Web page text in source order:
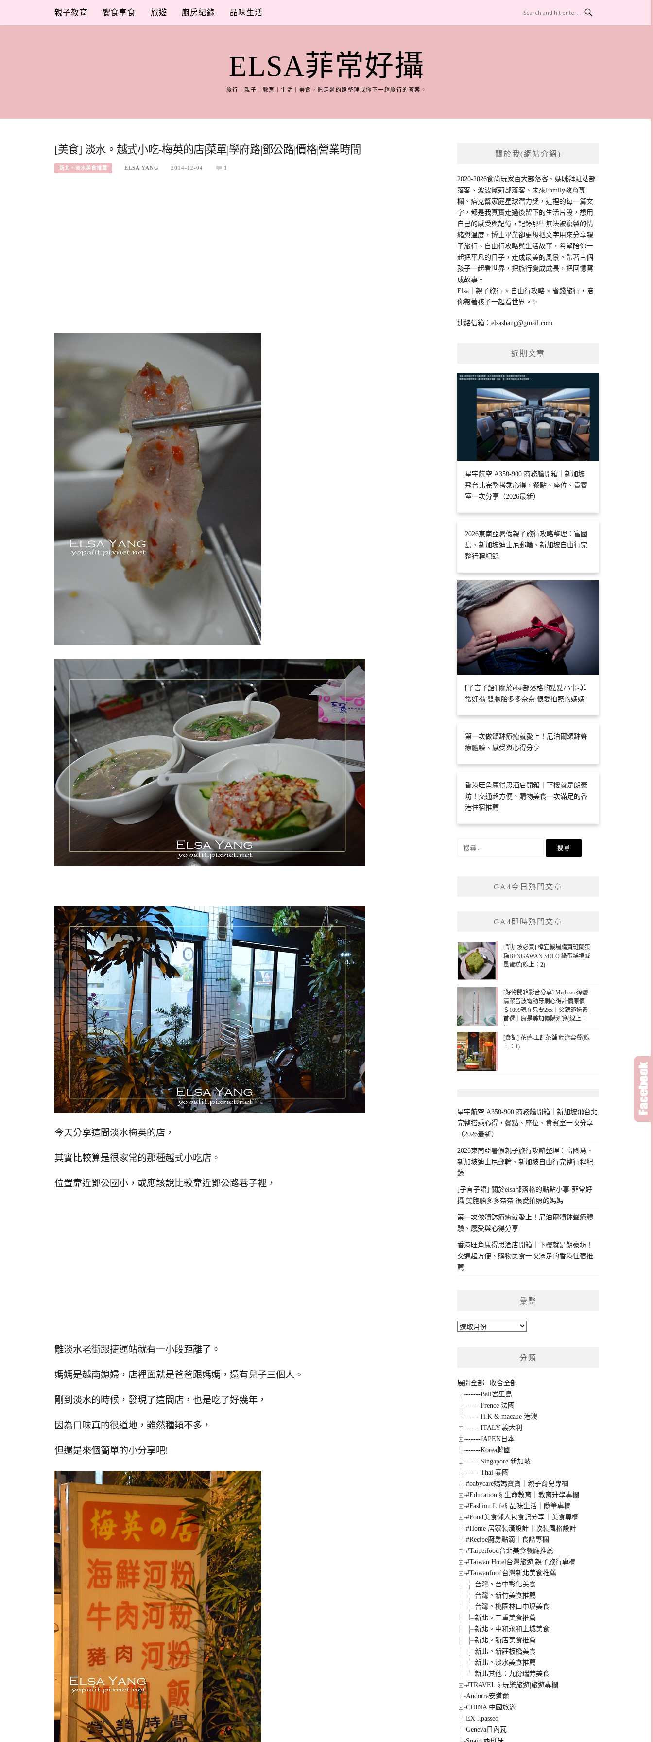
content
親子教育 饗食享食 旅遊 廚房紀錄 品味生活
ELSA菲常好攝
旅行｜親子｜教育｜生活｜美食，把走過的路整理成你下一趟旅行的答案。
[美食] 淡水。越式小吃-梅英的店|菜單|學府路|鄧公路|價格|營業時間
新北。淡水美食推薦 ELSA YANG 2014-12-04 1
今天分享這間淡水梅英的店，
其實比較算是很家常的那種越式小吃店。
位置靠近鄧公國小，或應該說比較靠近鄧公路巷子裡，
離淡水老街跟捷運站就有一小段距離了。
媽媽是越南媳婦，店裡面就是爸爸跟媽媽，還有兒子三個人。
剛到淡水的時候，發現了這間店，也是吃了好幾年，
因為口味真的很道地，雖然種類不多，
但還是來個簡單的小分享吧!
關於我(網站介紹)
2020-2026食尚玩家百大部落客、媽咪拜駐站部
落客、波波黛莉部落客、未來Family教育專
欄、痞克幫家庭星球潛力獎，這裡的每一篇文
字，都是我真實走過後留下的生活片段，想用
自己的感受與記憶，記錄那些無法被複製的情
緒與溫度，博士畢業卻更想把文字用來分享親
子旅行、自由行攻略與生活故事，希望陪你一
起把平凡的日子，走成最美的風景。帶著三個
孩子一起看世界，把旅行變成成長，把回憶寫
成故事。
Elsa｜親子旅行 × 自由行攻略 × 省錢旅行，陪
你帶著孩子一起看世界。✨
連絡信箱：elsashang@gmail.com
近期文章
星宇航空 A350-900 商務艙開箱｜新加坡
飛台北完整搭乘心得，餐點、座位、貴賓
室一次分享（2026最新）
2026東南亞暑假親子旅行攻略整理：富國
島、新加坡迪士尼郵輪、新加坡自由行完
整行程紀錄
[子言子語] 關於elsa部落格的點點小事-菲
常好攝 雙胞胎多多奈奈 很愛拍照的媽媽
第一次做頌缽療癒就愛上！尼泊爾頌缽聲
療體驗、感受與心得分享
香港旺角康得思酒店開箱｜下樓就是朗豪
坊！交通超方便、購物美食一次滿足的香
港住宿推薦
GA4今日熱門文章
GA4即時熱門文章
[新加坡必買] 樟宜機場購買班蘭蛋
糕BENGAWAN SOLO 綠蛋糕捲戚
風蛋糕(線上：2)
[好物開箱影音分享] Medicare深層
清潔音波電動牙刷心得評價原價
＄1099現在只要2xx｜父親節送禮
首選｜康是美加價購划算(線上：
1)
[食記] 花蓮-王記茶舖 經濟套餐(線
上：1)
星宇航空 A350-900 商務艙開箱｜新加坡飛台北
完整搭乘心得，餐點、座位、貴賓室一次分享
（2026最新）
2026東南亞暑假親子旅行攻略整理：富國島、
新加坡迪士尼郵輪、新加坡自由行完整行程紀
錄
[子言子語] 關於elsa部落格的點點小事-菲常好
攝 雙胞胎多多奈奈 很愛拍照的媽媽
第一次做頌缽療癒就愛上！尼泊爾頌缽聲療體
驗、感受與心得分享
香港旺角康得思酒店開箱｜下樓就是朗豪坊！
交通超方便、購物美食一次滿足的香港住宿推
薦
彙整
彙
分類
展開全部
收合全部
------Bali峇里島
------Frence 法國
------H.K & macaue 港澳
------ITALY 義大利
------JAPEN日本
------Korea韓國
------Singapore 新加坡
------Thai 泰國
#babycare媽媽寶寶｜親子育兒專欄
#Education § 生命教育｜教育升學專欄
#Fashion Life§ 品味生活｜隨筆專欄
#Food美食懶人包食記分享｜美食專欄
#Home 居家裝潢設計｜軟裝風格設計
#Recipe廚房點滴｜食譜專欄
#Taipeifood台北美食餐廳推薦
#Taiwan Hotel台灣旅遊|親子旅行專欄
#Taiwanfood台灣新北美食推薦
台灣。台中彰化美食
台灣。新竹美食推薦
台灣。桃園林口中壢美食
新北。三重美食推薦
新北。中和永和土城美食
新北。新店美食推薦
新北。新莊板橋美食
新北。淡水美食推薦
新北其他：九份瑞芳美食
#TRAVEL § 玩樂旅遊|旅遊專欄
Andorra安道爾
CHINA 中國旅遊
EX ..passed
Geneva日內瓦